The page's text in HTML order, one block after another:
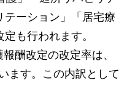
テーション」「居宅療
も行われます。
酬改定の改定率は、
ます。この内訳として